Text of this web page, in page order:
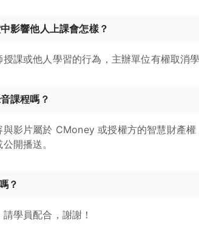
影響他人上課會怎樣？
課或他人學習的行為，主辦單位有權取消學
課程嗎？
與影片屬於 CMoney 或授權方的智慧財產
開播送。
？
學員配合，謝謝！